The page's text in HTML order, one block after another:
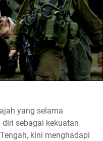
yang selama
sebagai kekuatan
kini menghadapi